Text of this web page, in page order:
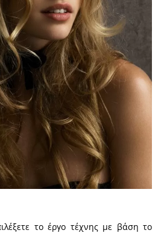
το έργο τέχνης με βάση το